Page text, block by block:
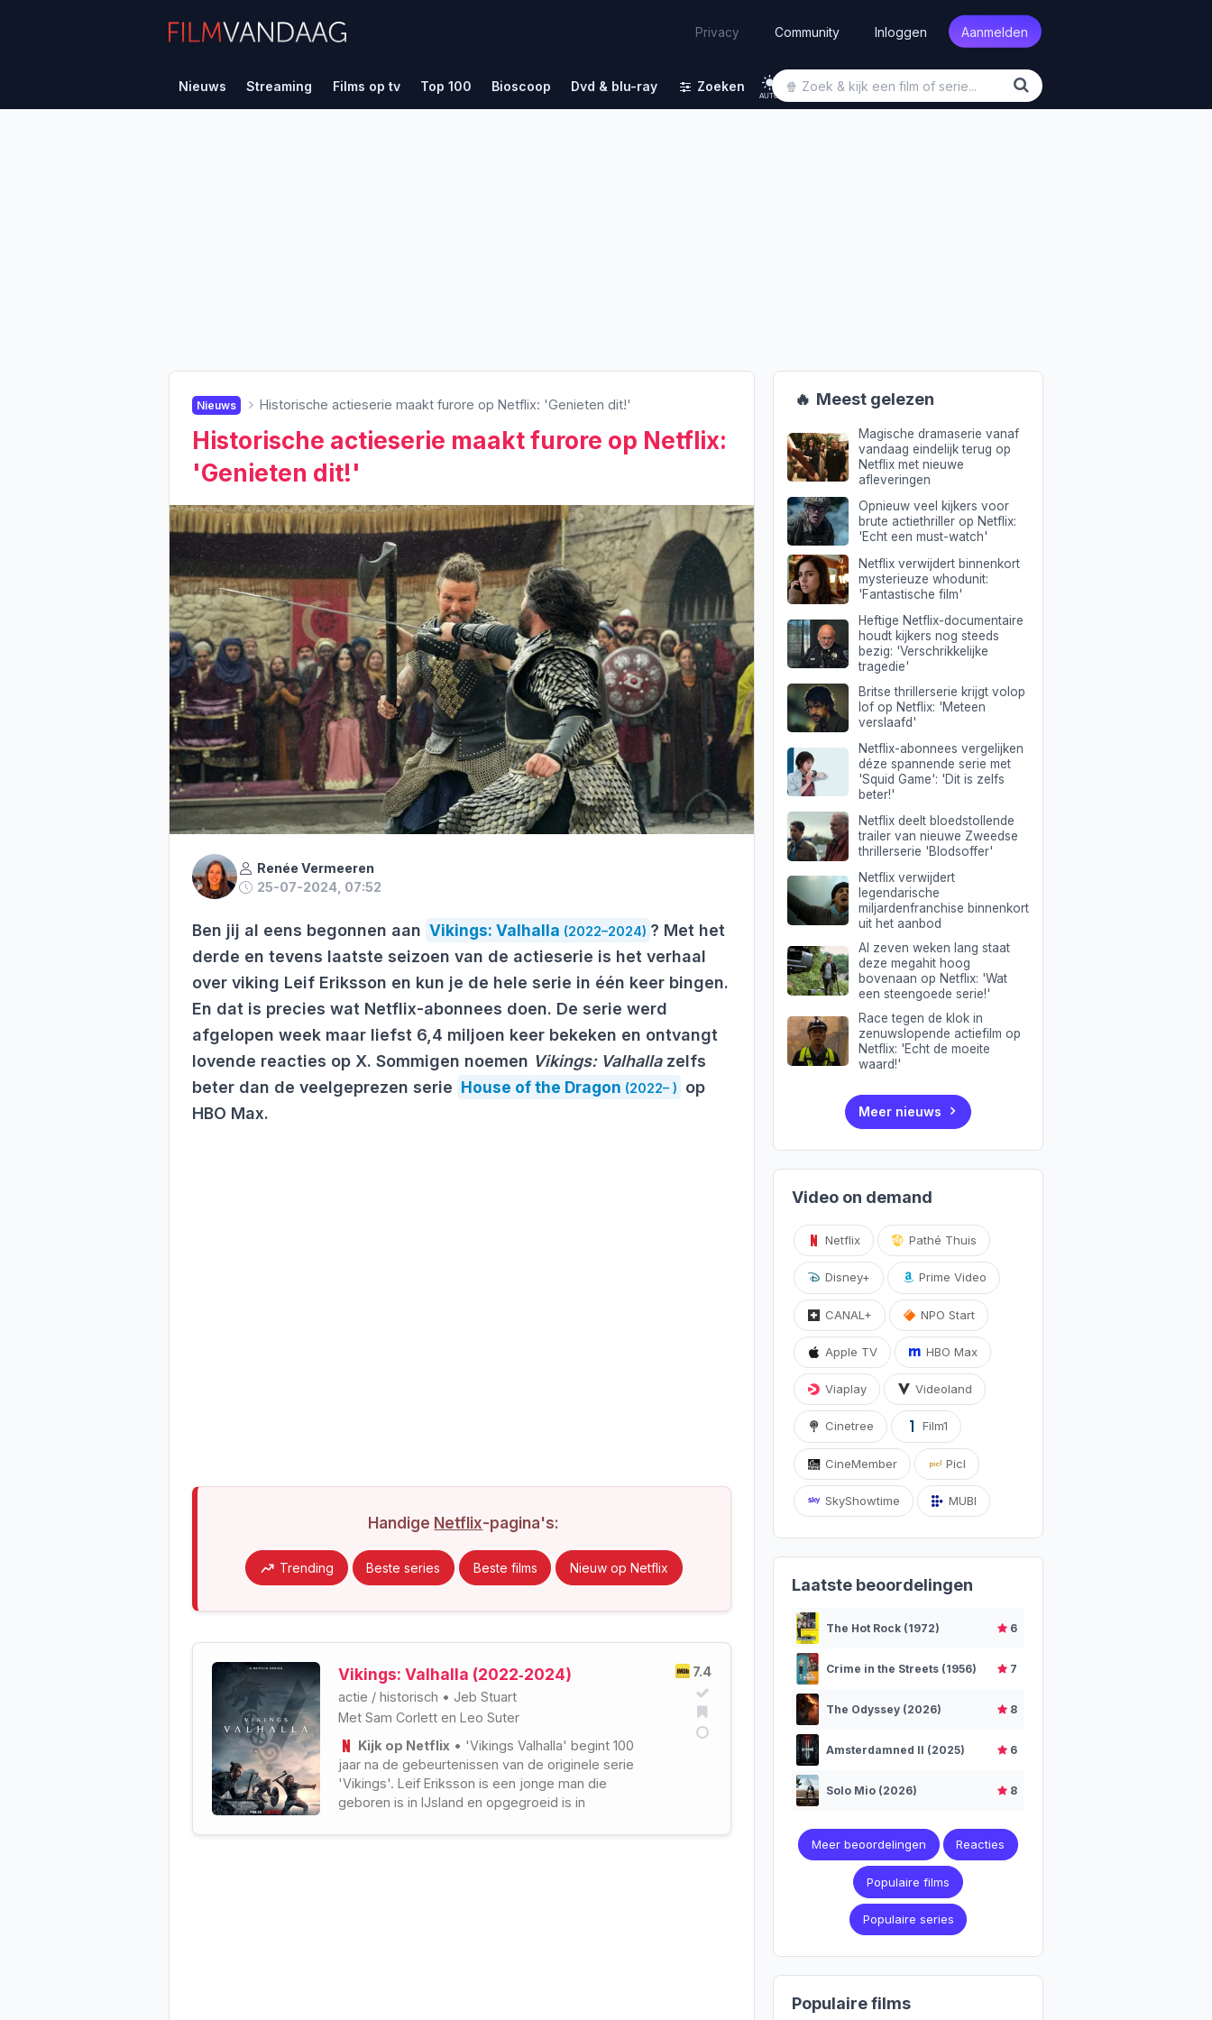
Privacy Community Inloggen Aanmelden
Nieuws Streaming Films op tv Top 100 Bioscoop Dvd & blu-ray Zoeken
AUTO
Nieuws Historische actieserie maakt furore op Netflix: 'Genieten dit!'
Historische actieserie maakt furore op Netflix:
'Genieten dit!'
Renée Vermeeren
25-07-2024, 07:52
Ben jij al eens begonnen aan Vikings: Valhalla (2022–2024) ? Met het
derde en tevens laatste seizoen van de actieserie is het verhaal
over viking Leif Eriksson en kun je de hele serie in één keer bingen.
En dat is precies wat Netflix-abonnees doen. De serie werd
afgelopen week maar liefst 6,4 miljoen keer bekeken en ontvangt
lovende reacties op X. Sommigen noemen Vikings: Valhallazelfs
beter dan de veelgeprezen serie House of the Dragon (2022– )
op
HBO Max.
Handige Netflix-pagina's:
Trending Beste series Beste films Nieuw op Netflix
7.4
Vikings: Valhalla (2022‑2024)
actie / historisch • Jeb Stuart
Met Sam Corlett en Leo Suter
Kijk op Netflix • 'Vikings Valhalla' begint 100
jaar na de gebeurtenissen van de originele serie
'Vikings'. Leif Eriksson is een jonge man die
geboren is in IJsland en opgegroeid is in
🔥 Meest gelezen
Magische dramaserie vanaf
vandaag eindelijk terug op
Netflix met nieuwe
afleveringen
Opnieuw veel kijkers voor
brute actiethriller op Netflix:
'Echt een must-watch'
Netflix verwijdert binnenkort
mysterieuze whodunit:
'Fantastische film'
Heftige Netflix-documentaire
houdt kijkers nog steeds
bezig: 'Verschrikkelijke
tragedie'
Britse thrillerserie krijgt volop
lof op Netflix: 'Meteen
verslaafd'
Netflix-abonnees vergelijken
déze spannende serie met
'Squid Game': 'Dit is zelfs
beter!'
Netflix deelt bloedstollende
trailer van nieuwe Zweedse
thrillerserie 'Blodsoffer'
Netflix verwijdert
legendarische
miljardenfranchise binnenkort
uit het aanbod
Al zeven weken lang staat
deze megahit hoog
bovenaan op Netflix: 'Wat
een steengoede serie!'
Race tegen de klok in
zenuwslopende actiefilm op
Netflix: 'Echt de moeite
waard!'
Meer nieuws
Video on demand
Netflix Pathé Thuis
Disney+ Prime Video
CANAL+ NPO Start
Apple TV HBO Max
Viaplay Videoland
Cinetree Film1
CineMember Picl
SkyShowtime MUBI
Laatste beoordelingen
The Hot Rock (1972) 6
Crime in the Streets (1956) 7
The Odyssey (2026) 8
Amsterdamned II (2025) 6
Solo Mio (2026) 8
Meer beoordelingen Reacties
Populaire films
Populaire series
Populaire films